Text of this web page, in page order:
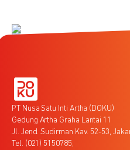
PT Nusa Satu Inti Artha (DOKU)
Gedung Artha Graha Lantai 11
Jl. Jend. Sudirman Kav. 52-53,
Tel. (021) 5150785,